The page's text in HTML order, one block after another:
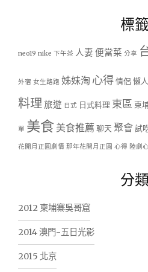
標籤
neo19 nike 下午茶 人妻 便當菜 分享
外宿 女生路跑 姊妹淘 心得情侶 懶人
料理旅遊 日式 日式料理 東區 柬
單 美食 美食推薦 聊天 聚會試
花開月正圓劇情 那年花開月正圓 心得 陸劇
分類
2012 柬埔寨吳哥窟
2014 澳門-五日光影
2015 北京